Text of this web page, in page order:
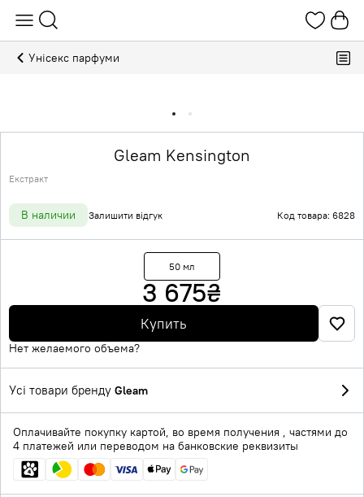
Унісекс парфуми
Gleam Kensington
Екстракт
В наличии Залишити відгук Код товара: 6828
50 мл
3 675₴
Купить
Нет желаемого объема?
Усі товари бренду Gleam
Оплачивайте покупку картой, во время получения , частями до
4 платежей или переводом на банковские реквизиты